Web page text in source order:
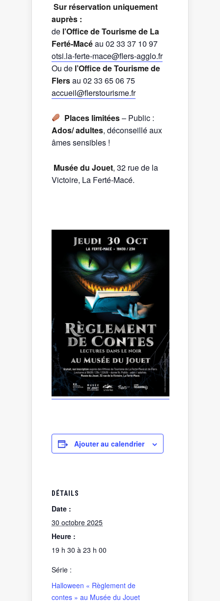
Sur réservation uniquement
auprès :
de l’Office de Tourisme de La
Ferté-Macéau 02 33 37 10 97
otsi.la-ferte-mace@flers-agglo.fr
Ou de l’Office de Tourisme de
Flersau 02 33 65 06 75
accueil@flerstourisme.fr
Places limitées– Public :
Ados/ adultes, déconseillé aux
âmes sensibles !
Musée du Jouet, 32 rue de la
Victoire, La Ferté-Macé.
Ajouter au calendrier
DÉTAILS
Date :
30 octobre 2025
Heure :
19 h 30 à 23 h 00
Série :
Halloween « Règlement de
contes » au Musée du Jouet